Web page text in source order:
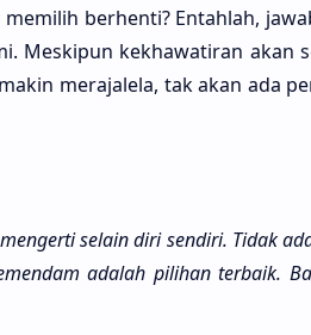
berhenti? Entahlah,
Meskipun kekhawatiran akan
merajalela, tak akan ada
selain diri sendi­ri. Tidak
ada­lah pili­han ter­baik.